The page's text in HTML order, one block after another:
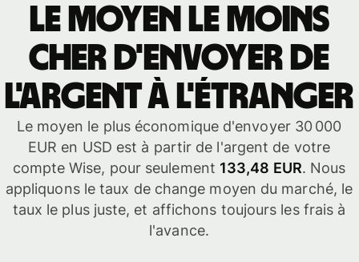
Le moyen le moins
cher d'envoyer de
l'argent à l'étranger
Le moyen le plus économique d'envoyer 30 000
EUR en USD est à partir de l'argent de votre
compte Wise, pour seulement 133,48 EUR. Nous
appliquons le taux de change moyen du marché, le
taux le plus juste, et affichons toujours les frais à
l'avance.